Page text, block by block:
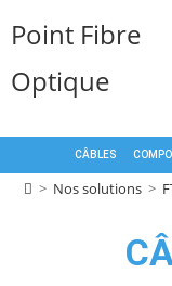
Point Fibre
Optique
CÂBLES
> Nos solutions >